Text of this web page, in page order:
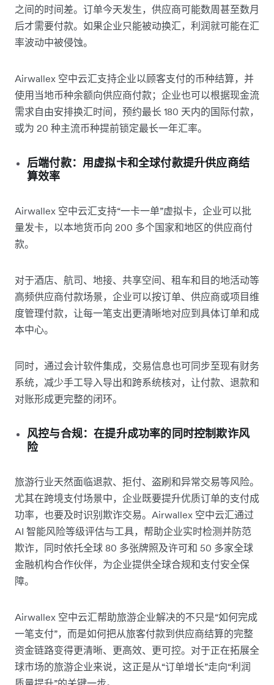
之间的时间差。订单今天发生，供应商可能数周甚至数月
后才需要付款。如果企业只能被动换汇，利润就可能在汇
率波动中被侵蚀。
Airwallex 空中云汇支持企业以顾客支付的币种结算，并
使用当地币种余额向供应商付款；企业也可以根据现金流
需求自由安排换汇时间，预约最长 180 天内的国际付款，
或为 20 种主流币种提前锁定最长一年汇率。
后端付款：用虚拟卡和全球付款提升供应商结
算效率
Airwallex 空中云汇支持“一卡一单”虚拟卡，企业可以批
量发卡，以本地货币向 200 多个国家和地区的供应商付
款。
对于酒店、航司、地接、共享空间、租车和目的地活动等
高频供应商付款场景，企业可以按订单、供应商或项目维
度管理付款，让每一笔支出更清晰地对应到具体订单和成
本中心。
同时，通过会计软件集成，交易信息也可同步至现有财务
系统，减少手工导入导出和跨系统核对，让付款、退款和
对账形成更完整的闭环。
风控与合规：在提升成功率的同时控制欺诈风
险
旅游行业天然面临退款、拒付、盗刷和异常交易等风险。
尤其在跨境支付场景中，企业既要提升优质订单的支付成
功率，也要及时识别欺诈交易。Airwallex 空中云汇通过
AI 智能风险等级评估与工具，帮助企业实时检测并防范
欺诈，同时依托全球 80 多张牌照及许可和 50 多家全球
金融机构合作伙伴，为企业提供全球合规和支付安全保
障。
Airwallex 空中云汇帮助旅游企业解决的不只是“如何完成
一笔支付”，而是如何把从旅客付款到供应商结算的完整
资金链路变得更清晰、更高效、更可控。对于正在拓展全
球市场的旅游企业来说，这正是从“订单增长”走向“利润